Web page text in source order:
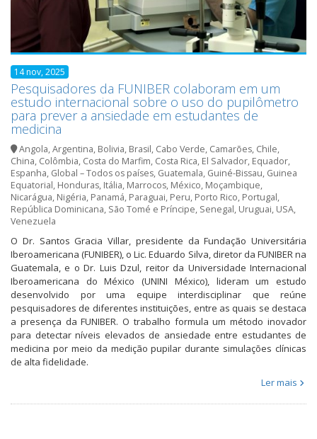
14 nov, 2025
Pesquisadores da FUNIBER colaboram em um
estudo internacional sobre o uso do pupilômetro
para prever a ansiedade em estudantes de
medicina
Angola,Argentina, Bolivia, Brasil, Cabo Verde, Camarões, Chile,
China, Colômbia, Costa do Marfim, Costa Rica, El Salvador, Equador,
Espanha, Global – Todos os países, Guatemala, Guiné-Bissau, Guinea
Equatorial, Honduras, Itália, Marrocos, México, Moçambique,
Nicarágua, Nigéria, Panamá, Paraguai, Peru, Porto Rico, Portugal,
República Dominicana, São Tomé e Príncipe, Senegal, Uruguai, USA,
Venezuela
O Dr. Santos Gracia Villar, presidente da Fundação Universitária
Iberoamericana (FUNIBER), o Lic. Eduardo Silva, diretor da FUNIBER na
Guatemala, e o Dr. Luis Dzul, reitor da Universidade Internacional
Iberoamericana do México (UNINI México), lideram um estudo
desenvolvido por uma equipe interdisciplinar que reúne
pesquisadores de diferentes instituições, entre as quais se destaca
a presença da FUNIBER. O trabalho formula um método inovador
para detectar níveis elevados de ansiedade entre estudantes de
medicina por meio da medição pupilar durante simulações clínicas
de alta fidelidade.
Ler mais